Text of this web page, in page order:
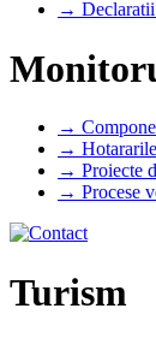
→ Declaratii
→
→
→ Proiecte
→ Procese
Turism